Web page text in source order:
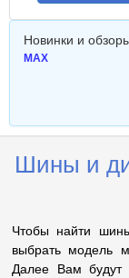
Новинки и
MAX
Шины и
Чтобы найти
выбрать модель
Далее Вам